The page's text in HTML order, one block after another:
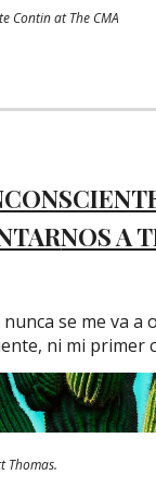
Contin at The CMA
NOS A
nunca se me va a
, ni mi primer
Thomas.